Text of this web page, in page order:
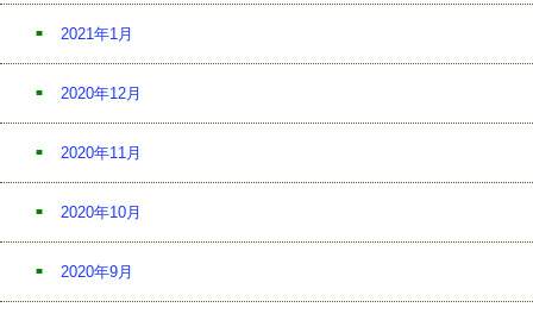
2021年1月
2020年12月
2020年11月
2020年10月
2020年9月